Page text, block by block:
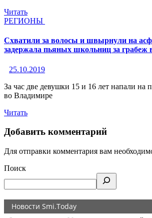
Читать
РЕГИОНЫ
Схватили за волосы и швырнули на
задержала пьяных школьниц за грабеж
25.10.2019
За час две девушки 15 и 16 лет напали на
во Владимире
Читать
Добавить комментарий
Для отправки комментария вам
Поиск